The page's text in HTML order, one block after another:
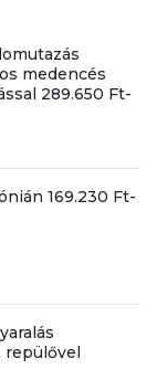
medencés
289.650 Ft-
169.230 Ft-
repülővel